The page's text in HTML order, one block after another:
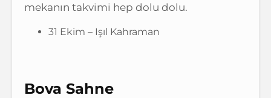
mekanın takvimi hep dolu dolu.
31 Ekim – Işıl Kahraman
Bova Sahne